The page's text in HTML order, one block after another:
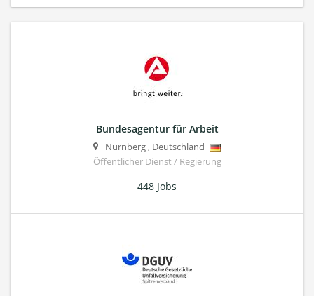
Bundesagentur für Arbeit
Nürnberg, Deutschland
Öffentlicher Dienst / Regierung
448 Jobs